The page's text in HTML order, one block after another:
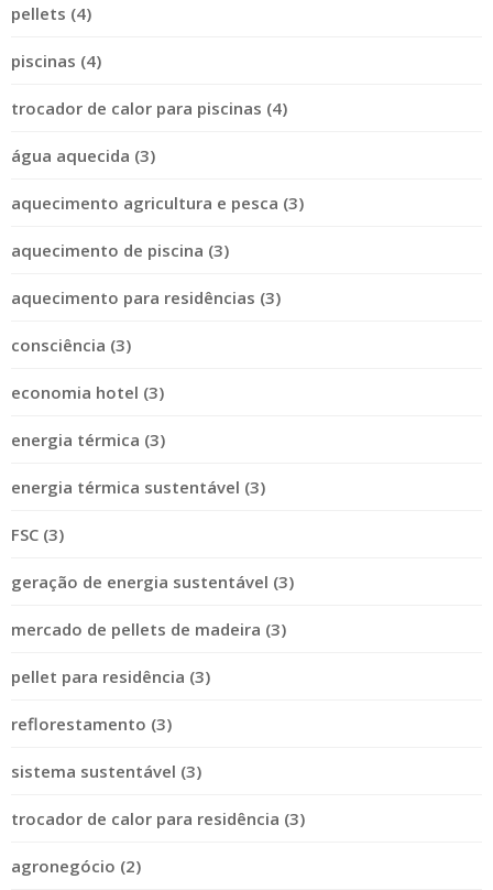
pellets (4)
piscinas (4)
trocador de calor para piscinas (4)
água aquecida (3)
aquecimento agricultura e pesca (3)
aquecimento de piscina (3)
aquecimento para residências (3)
consciência (3)
economia hotel (3)
energia térmica (3)
energia térmica sustentável (3)
FSC (3)
geração de energia sustentável (3)
mercado de pellets de madeira (3)
pellet para residência (3)
reflorestamento (3)
sistema sustentável (3)
trocador de calor para residência (3)
agronegócio (2)